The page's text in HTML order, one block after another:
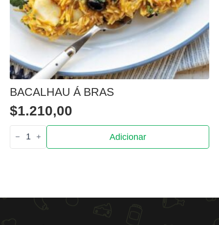
BACALHAU Á BRAS
$1.210,00
Quantidade
de
Bacalhau
Adicionar